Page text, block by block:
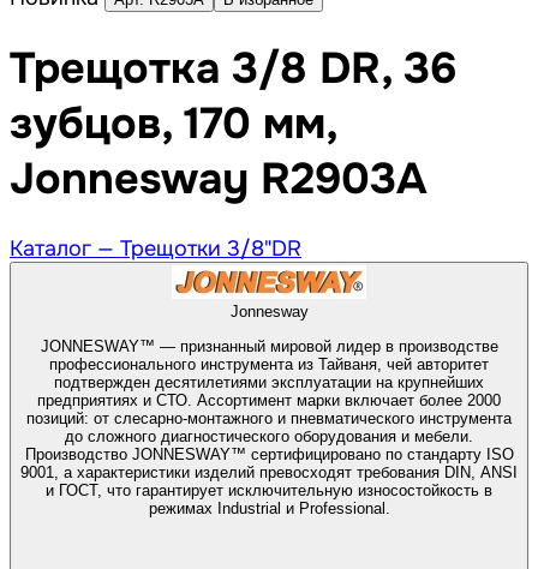
Трещотка 3/8 DR, 36
зубцов, 170 мм,
Jonnesway R2903A
Каталог — Трещотки 3/8"DR
Jonnesway
JONNESWAY™ — признанный мировой лидер в производстве
профессионального инструмента из Тайваня, чей авторитет
подтвержден десятилетиями эксплуатации на крупнейших
предприятиях и СТО. Ассортимент марки включает более 2000
позиций: от слесарно-монтажного и пневматического инструмента
до сложного диагностического оборудования и мебели.
Производство JONNESWAY™ сертифицировано по стандарту ISO
9001, а характеристики изделий превосходят требования DIN, ANSI
и ГОСТ, что гарантирует исключительную износостойкость в
режимах Industrial и Professional.